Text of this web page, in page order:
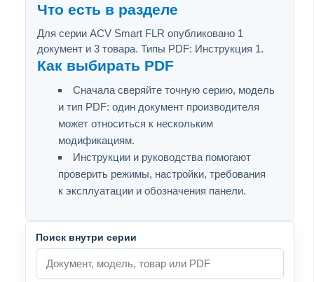
Что есть в разделе
Для серии ACV Smart FLR опубликовано 1
документ и 3 товара. Типы PDF: Инструкция 1.
Как выбирать PDF
Сначала сверяйте точную серию, модель
и тип PDF: один документ производителя
может относиться к нескольким
модификациям.
Инструкции и руководства помогают
проверить режимы, настройки, требования
к эксплуатации и обозначения панели.
Поиск внутри серии